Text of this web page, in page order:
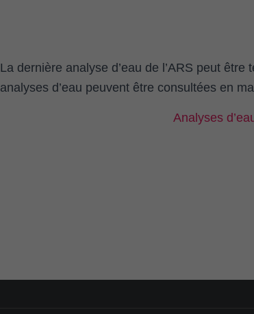
La dernière analyse d’eau de l’ARS peut
analyses d’eau peuvent être consultées en
Analyses